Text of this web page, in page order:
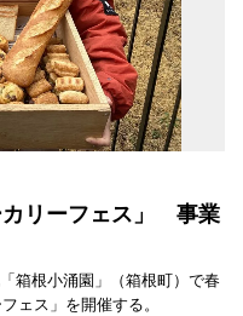
カリーフェス」 事業
箱根小涌園」（箱根町）で春
ェス」を開催する。